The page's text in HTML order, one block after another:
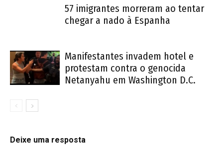
57 imigrantes morreram ao tentar
chegar a nado à Espanha
Manifestantes invadem hotel e
protestam contra o genocida
Netanyahu em Washington D.C.
Deixe uma resposta